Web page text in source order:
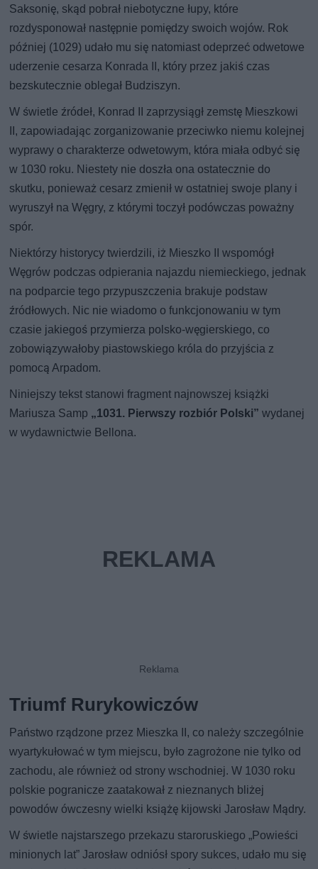
Saksonię, skąd pobrał niebotyczne łupy, które
rozdysponował następnie pomiędzy swoich wojów. Rok
później (1029) udało mu się natomiast odeprzeć odwetowe
uderzenie cesarza Konrada II, który przez jakiś czas
bezskutecznie oblegał Budziszyn.
W świetle źródeł, Konrad II zaprzysiągł zemstę Mieszkowi
II, zapowiadając zorganizowanie przeciwko niemu kolejnej
wyprawy o charakterze odwetowym, która miała odbyć się
w 1030 roku. Niestety nie doszła ona ostatecznie do
skutku, ponieważ cesarz zmienił w ostatniej swoje plany i
wyruszył na Węgry, z którymi toczył podówczas poważny
spór.
Niektórzy historycy twierdzili, iż Mieszko II wspomógł
Węgrów podczas odpierania najazdu niemieckiego, jednak
na podparcie tego przypuszczenia brakuje podstaw
źródłowych. Nic nie wiadomo o funkcjonowaniu w tym
czasie jakiegoś przymierza polsko-węgierskiego, co
zobowiązywałoby piastowskiego króla do przyjścia z
pomocą Arpadom.
Niniejszy tekst stanowi fragment najnowszej książki
Mariusza Samp „1031. Pierwszy rozbiór Polski”wydanej
w wydawnictwie Bellona.
Triumf Rurykowiczów
Państwo rządzone przez Mieszka II, co należy szczególnie
wyartykułować w tym miejscu, było zagrożone nie tylko od
zachodu, ale również od strony wschodniej. W 1030 roku
polskie pogranicze zaatakował z nieznanych bliżej
powodów ówczesny wielki książę kijowski Jarosław Mądry.
W świetle najstarszego przekazu staroruskiego „Powieści
minionych lat” Jarosław odniósł spory sukces, udało mu się